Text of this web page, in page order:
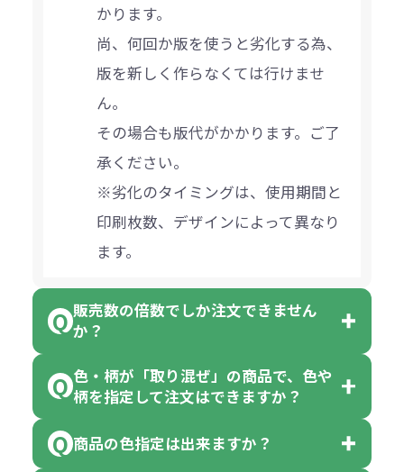
かります。
尚、何回か版を使うと劣化する為、
版を新しく作らなくては行けませ
ん。
その場合も版代がかかります。ご了
承ください。
※劣化のタイミングは、使用期間と
印刷枚数、デザインによって異なり
ます。
販売数の倍数でしか注文できません
か？
一部商品（※）を除き、注文可能数
です。
色・柄が「取り混ぜ」の商品で、色や
柄を指定して注文はできますか？
「色・柄 取り混ぜ」のラベルがつい
商品の色指定は出来ますか？